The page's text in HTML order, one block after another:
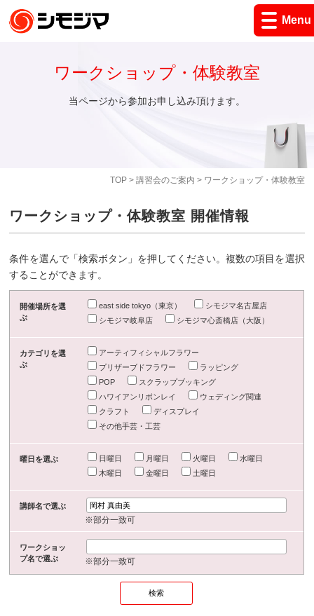
Menu
TOP> 講習会のご案内 > ワークショップ・体験教室
ワークショップ・体験教室
当ページから参加お申し込み頂けます。
ワークショップ・体験教室 開催情報
条件を選んで「検索ボタン」を押してください。複数の項目を選択
することができます。
開催場所を選
ぶ
east side tokyo（東京）
シモジマ名古屋店
シモジマ岐阜店
シモジマ心斎橋店（大阪）
カテゴリを選
ぶ
アーティフィシャルフラワー
プリザーブドフラワー
ラッピング
POP
スクラップブッキング
ハワイアンリボンレイ
ウェディング関連
クラフト
ディスプレイ
その他手芸・工芸
曜日を選ぶ 日曜日 月曜日 火曜日
水曜日
木曜日
金曜日 土曜日
講師名で選ぶ
※部分一致可
ワークショッ
プ名で選ぶ
※部分一致可